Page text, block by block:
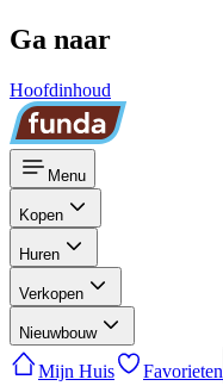
Ga naar
Hoofdinhoud
Menu
Kopen
Huren
Verkopen
Nieuwbouw
Mijn Huis Favorieten